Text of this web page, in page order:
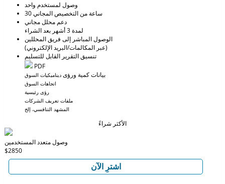
وصول لمستخدم واحد
30 ساعة من التخصيص المجاني
دعم محلل مجاني
لمدة 3 أشهر بعد الشراء
الوصول المباشر إلى فريق المحللين
(عبر المكالمات/البريد الإلكتروني)
تنسيق التقرير القابل للتسليم
PDF
بيانات كمية ورؤى ديناميكيات السوق
اتجاهات السوق
رؤى رئيسية
ملفات تعريف الشركات
المشهد التنافسي، إلخ
الأكثر شراءً
وصول متعدد المستخدمين
$2850
اشترِ الآن